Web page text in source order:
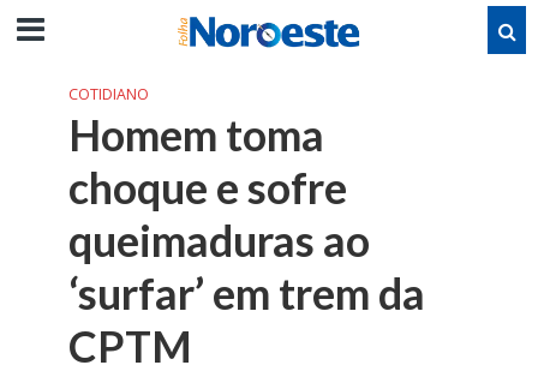
COTIDIANO
Homem toma
choque e sofre
queimaduras ao
‘surfar’ em trem da
CPTM